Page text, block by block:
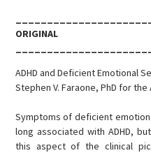
ORIGINAL
ADHD and Deficient Emotional
Stephen V. Faraone, PhD for the
Symptoms of deficient
long associated with ADHD,
this aspect of the clinical